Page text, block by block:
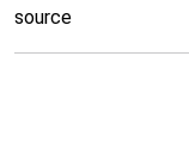
source